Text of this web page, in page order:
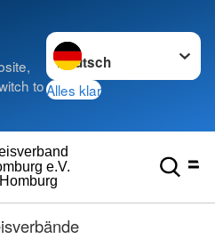
to
Sprache wechseln zu
Alles klar
e.V.